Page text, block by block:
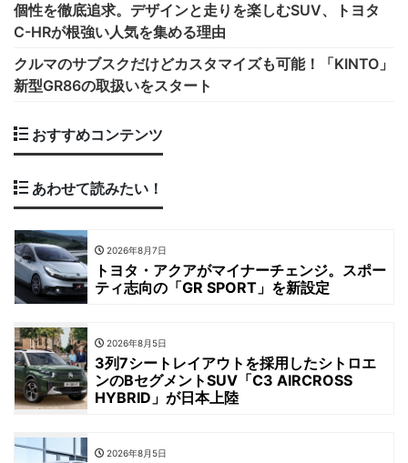
個性を徹底追求。デザインと走りを楽しむSUV、トヨタ
C-HRが根強い人気を集める理由
クルマのサブスクだけどカスタマイズも可能！「KINTO」
新型GR86の取扱いをスタート
おすすめコンテンツ
あわせて読みたい！
2026年8月7日
トヨタ・アクアがマイナーチェンジ。スポー
ティ志向の「GR SPORT」を新設定
2026年8月5日
3列7シートレイアウトを採用したシトロエ
ンのBセグメントSUV「C3 AIRCROSS
HYBRID」が日本上陸
2026年8月5日